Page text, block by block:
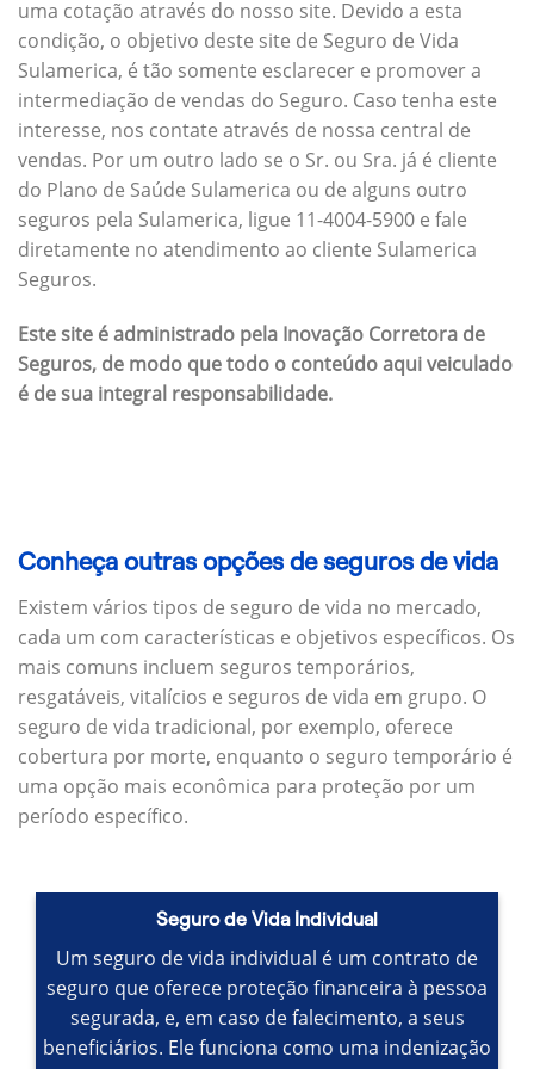
uma cotação através do nosso site. Devido a esta
condição, o objetivo deste site de Seguro de Vida
Sulamerica, é tão somente esclarecer e promover a
intermediação de vendas do Seguro. Caso tenha este
interesse, nos contate através de nossa central de
vendas. Por um outro lado se o Sr. ou Sra. já é cliente
do Plano de Saúde Sulamerica ou de alguns outro
seguros pela Sulamerica, ligue 11-4004-5900 e fale
diretamente no atendimento ao cliente Sulamerica
Seguros.
Este site é administrado pela Inovação Corretora de
Seguros, de modo que todo o conteúdo aqui veiculado
é de sua integral responsabilidade.
Conheça outras opções de seguros de vida
Existem vários tipos de seguro de vida no mercado,
cada um com características e objetivos específicos. Os
mais comuns incluem seguros temporários,
resgatáveis, vitalícios e seguros de vida em grupo. O
seguro de vida tradicional, por exemplo, oferece
cobertura por morte, enquanto o seguro temporário é
uma opção mais econômica para proteção por um
período específico.
Seguro de Vida Individual
Um seguro de vida individual é um contrato de
seguro que oferece proteção financeira à pessoa
segurada, e, em caso de falecimento, a seus
beneficiários. Ele funciona como uma indenização